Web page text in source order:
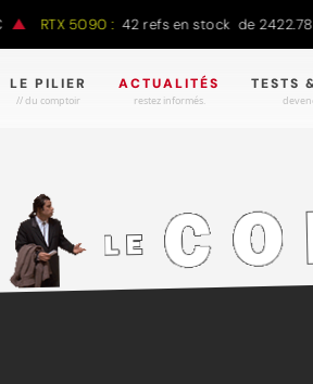
RTX 5090 : 42 refs en stock de 2422.78 € à
LE PILIER
// du comptoir
ACTUALITÉS
restez informés.
TESTS